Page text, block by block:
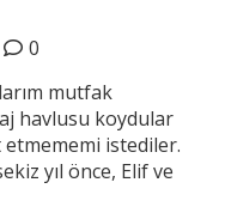
0
mutfak
havlusu koydular
istediler.
yıl önce, Elif ve